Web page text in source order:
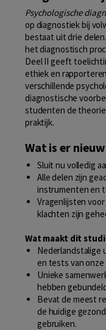
Psychologische
op diagnostiek bij
bestaat uit drie
het diagnostisch
Deel II geeft
ethiek en
verschillende
diagnostische
studenten de theorie
praktijk.
Wat is er
Sluit nu volledig
Alle delen zijn
instrumenten en
Vragenlijsten
klachten zijn
Wat maakt dit
Nederlandstalige
en tests van
Unieke
hebben
Bevat de meest
de huidige
gebruiken.